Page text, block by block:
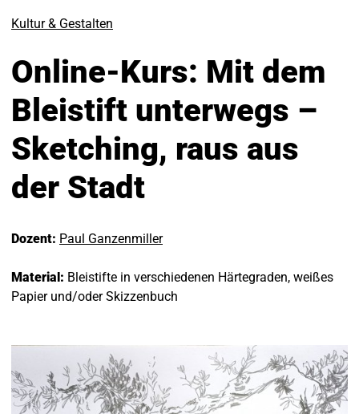
Kultur & Gestalten
Online-Kurs: Mit dem
Bleistift unterwegs –
Sketching, raus aus
der Stadt
Dozent: Paul Ganzenmiller
Material: Bleistifte in verschiedenen Härtegraden, weißes
Papier und/oder Skizzenbuch